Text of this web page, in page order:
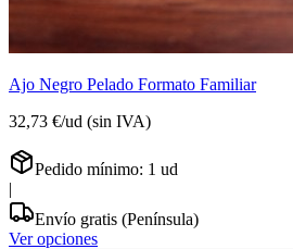
Ajo Negro Pelado Formato Familiar
32,73 €/ud (sin IVA)
Pedido mínimo: 1 ud
|
Envío gratis (Península)
Ver opciones